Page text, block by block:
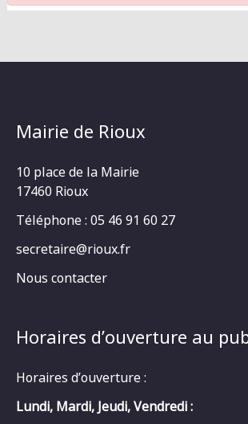
Mairie de Rioux
10 place de la Mairie
17460 Rioux
Téléphone : 05 46 91 60 27
secretaire@rioux.fr
Nous contacter
Horaires d’ouverture au
Horaires d’ouverture :
Lundi, Mardi, Jeudi, Vendredi :